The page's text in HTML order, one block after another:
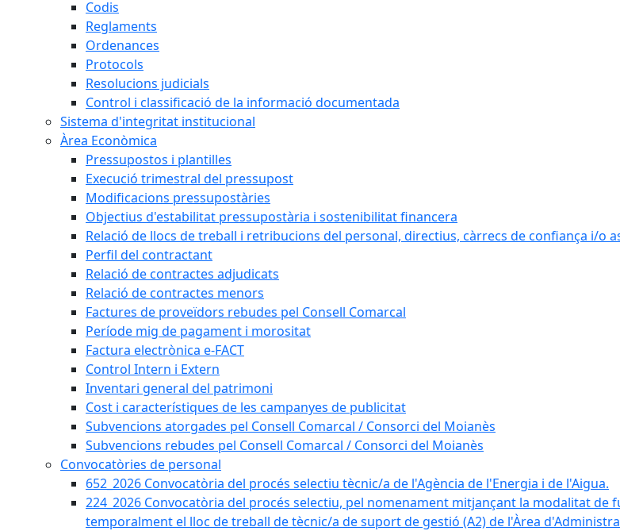
Codis
Reglaments
Ordenances
Protocols
Resolucions judicials
Control i classificació de la informació documentada
Sistema d'integritat institucional
Àrea Econòmica
Pressupostos i plantilles
Execució trimestral del pressupost
Modificacions pressupostàries
Objectius d'estabilitat pressupostària i sostenibilitat financera
Relació de llocs de treball i retribucions del personal, directius, càrrecs de confiança i/o
Perfil del contractant
Relació de contractes adjudicats
Relació de contractes menors
Factures de proveïdors rebudes pel Consell Comarcal
Període mig de pagament i morositat
Factura electrònica e-FACT
Control Intern i Extern
Inventari general del patrimoni
Cost i característiques de les campanyes de publicitat
Subvencions atorgades pel Consell Comarcal / Consorci del Moianès
Subvencions rebudes pel Consell Comarcal / Consorci del Moianès
Convocatòries de personal
652_2026 Convocatòria del procés selectiu tècnic/a de l'Agència de l'Energia i de l'Aigua.
224_2026 Convocatòria del procés selectiu, pel nomenament mitjançant la modalitat
temporalment el lloc de treball de tècnic/a de suport de gestió (A2) de l'Àrea